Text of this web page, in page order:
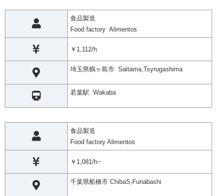
食品製造
Food factory Alimentos
￥1,112/h
埼玉県鶴ヶ島市 Saitama,Tsyrugashima
若葉駅 Wakaba
食品製造
Food factory Alimentos
￥1,081/h~
千葉県船橋市 ChibaS,Funabashi